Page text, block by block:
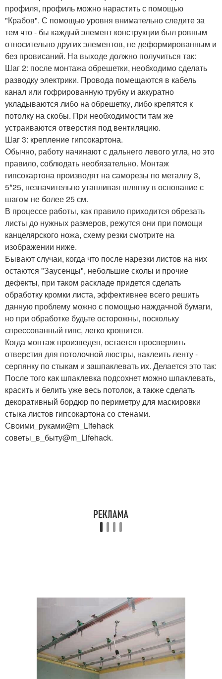
профиля, профиль можно нарастить с помощью
"Крабов". С помощью уровня внимательно следите за
тем что - бы каждый элемент конструкции был ровным
относительно других элементов, не деформированным и
без провисаний. На выходе должно получиться так:
Шаг 2: после монтажа обрешетки, необходимо сделать
разводку электрики. Провода помещаются в кабель
канал или гофрированную трубку и аккуратно
укладываются либо на обрешетку, либо крепятся к
потолку на скобы. При необходимости там же
устраиваются отверстия под вентиляцию.
Шаг 3: крепление гипсокартона.
Обычно, работу начинают с дальнего левого угла, но это
правило, соблюдать необязательно. Монтаж
гипсокартона производят на саморезы по металлу 3,
5*25, незначительно утапливая шляпку в основание с
шагом не более 25 см.
В процессе работы, как правило приходится обрезать
листы до нужных размеров, режутся они при помощи
канцелярского ножа, схему резки смотрите на
изображении ниже.
Бывают случаи, когда что после нарезки листов на них
остаются "Заусенцы", небольшие сколы и прочие
дефекты, при таком раскладе придется сделать
обработку кромки листа, эффективнее всего решить
данную проблему можно с помощью наждачной бумаги,
но при обработке будьте осторожны, поскольку
спрессованный гипс, легко крошится.
Когда монтаж произведен, остается просверлить
отверстия для потолочной люстры, наклеить ленту -
серпянку по стыкам и зашпаклевать их. Делается это так:
После того как шпаклевка подсохнет можно шпаклевать,
красить и белить уже весь потолок, а также сделать
декоративный бордюр по периметру для маскировки
стыка листов гипсокартона со стенами.
Своими_руками@m_Lifehack
советы_в_быту@m_Lifehack.